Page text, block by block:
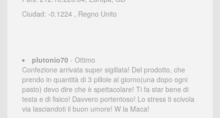
Ciudad: -0.1224 , Regno Unito
plutonio70 - Ottimo
Confezione arrivata super sigillata! Del prodotto, che
prendo in quantità di 3 pillole al giorno(una dopo ogni
pasto) devo dire che è spettacolare! Ti fa star bene di
testa e di fisico! Davvero portentoso! Lo stress ti scivola
via lasciandoti il buon umore! W la Maca!